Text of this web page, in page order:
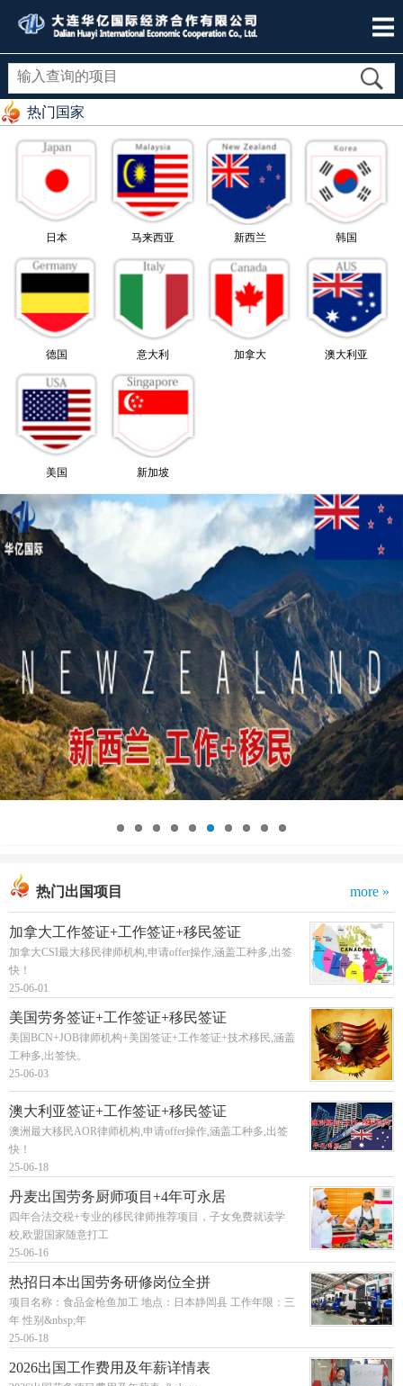
热门国家
日本 马来西亚 新西兰 韩国
德国 意大利 加拿大 澳大利亚
美国 新加坡
热门出国项目 more »
加拿大工作签证+工作签证+移民签证
加拿大CSI最大移民律师机构,申请offer操作,涵盖工种多,出签
快！
25-06-01
美国劳务签证+工作签证+移民签证
美国BCN+JOB律师机构+美国签证+工作签证+技术移民,涵盖
工种多,出签快。
25-06-03
澳大利亚签证+工作签证+移民签证
澳洲最大移民AOR律师机构,申请offer操作,涵盖工种多,出签
快！
25-06-18
丹麦出国劳务厨师项目+4年可永居
四年合法交税+专业的移民律师推荐项目，子女免费就读学
校,欧盟国家随意打工
25-06-16
热招日本出国劳务研修岗位全拼
项目名称：食品金枪鱼加工 地点：日本静岡县 工作年限：三
年 性别&nbsp;年
25-06-18
2026出国工作费用及年薪详情表